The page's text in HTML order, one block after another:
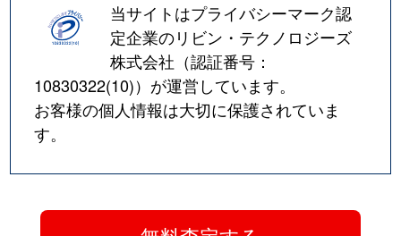
当サイトはプライバシーマーク認
定企業のリビン・テクノロジーズ
株式会社（認証番号：
10830322(10)）が運営しています。
お客様の個人情報は大切に保護されていま
す。